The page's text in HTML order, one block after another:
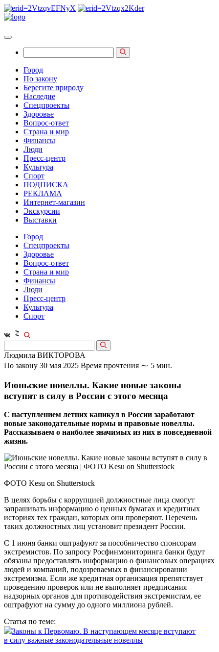
Город
По закону
Берегите природу
Наследие
Спецпроекты
Здоровье
Вопрос-ответ
Страна и мир
Финансы
Люди
Пресс-центр
Культура
Спорт
ПОДПИСКА
РЕКЛАМА
Интернет-магазин
Экскурсии
Выставки
Город
Спецпроекты
Здоровье
Вопрос-ответ
Страна и мир
Финансы
Люди
Пресс-центр
Культура
Спорт
Людмила ВИКТОРОВА
По закону 30 мая 2025 Время прочтения ⁓ 5 мин.
Июньские новеллы. Какие новые законы
вступят в силу в России с этого месяца
С наступлением летних каникул в России заработают
новые законодательные нормы и правовые новеллы.
Рассказываем о наиболее значимых из них в повседневной
жизни.
ФОТО Kesu on Shutterstock
В целях борьбы с коррупцией должностные лица смогут
запрашивать информацию о ценных бумагах и кредитных
историях тех граждан, которых они проверяют. Перечень
таких должностных лиц установит президент России.
С 1 июня банки оштрафуют за пособничество спонсорам
экстремистов. По запросу Росфинмониторинга банки будут
обязаны предоставлять информацию о финансовых операциях
людей и компаний, подозреваемых в финансировании
экстремизма. Если же кредитная организация препятствует
проведению проверок или не выполняет предписания
надзорных органов для противодействия экстремистам, ее
оштрафуют на сумму до одного миллиона рублей.
Статья по теме:
Законы к Первомаю. В наступающем месяце вступают
в силу важные законодательные новеллы